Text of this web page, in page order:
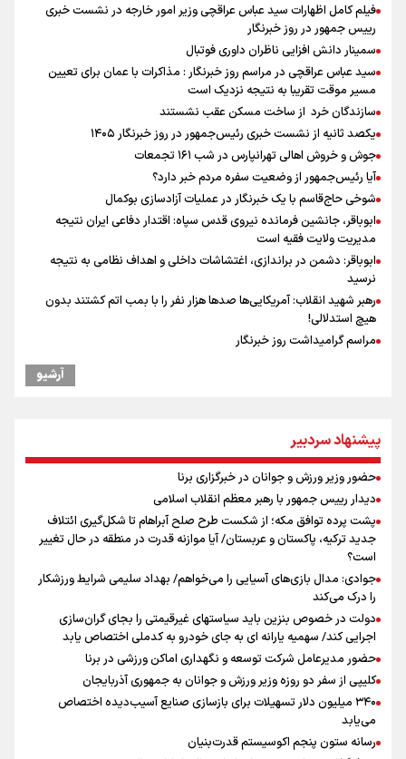
فیلم کامل اظهارات سید عباس عراقچی وزیر امور خارجه در نشست خبری
رییس جمهور در روز خبرنگار
سمینار دانش افزایی ناظران داوری فوتبال
سید عباس عراقچی در مراسم روز خبرنگار : مذاکرات با عمان برای تعیین
مسیر موقت تقریبا به نتیجه نزدیک است
سازندگان خرد از ساخت مسکن عقب نشستند
یکصد ثانیه از نشست خبری رئیس‌جمهور در روز خبرنگار ۱۴۰۵
جوش و خروش اهالی تهرانپارس در شب ۱۶۱ تجمعات
آیا رئیس‌جمهور از وضعیت سفره مردم خبر دارد؟
شوخی حاج‌قاسم با یک خبرنگار در عملیات آزادسازی بوکمال
ابوباقر، جانشین فرمانده نیروی قدس سپاه: اقتدار دفاعی ایران نتیجه
مدیریت ولایت فقیه است
ابوباقر: دشمن در براندازی، اغتشاشات داخلی و اهداف نظامی به نتیجه
نرسید
رهبر شهید انقلاب: آمریکایی‌ها صدها هزار نفر را با بمب اتم کشتند بدون
هیچ استدلالی!
مراسم گرامیداشت روز خبرنگار
علی‌نژاد در مراسم انجمن ورزشی نویسان در روز خبرنگار : رسانه‌های خبری
در سال گذشته تا به امروز اتفاقات بزرگی را رقم زدند
نشست استاندار فارس با خبرنگاران
سیدمناف هاشمی در مراسم انجمن ورزشی نویسان : قدردان زحمات اهالی
رسانه به ویژه ورزشی نویسان هستیم
آیین بزرگداشت روز خبرنگار در صدا و سیمای مرکز فارس برگزار شد
آرشیو
پیشنهاد سردبیر
حضور وزیر ورزش و جوانان در خبرگزاری برنا
دیدار رییس جمهور با رهبر معظم انقلاب اسلامی
پشت پرده توافق مکه؛ از شکست طرح صلح آبراهام تا شکل‌گیری ائتلاف
جدید ترکیه، پاکستان و عربستان/ آیا موازنه قدرت در منطقه در حال تغییر
است؟
جوادی: مدال بازی‌های آسیایی را می‌خواهم/ بهداد سلیمی شرایط ورزشکار
را درک می‌کند
دولت در خصوص بنزین باید سیاستهای غیرقیمتی را بجای گران‌سازی
اجرایی کند/ سهمیه یارانه ای به جای خودرو به کدملی اختصاص یابد
حضور مدیرعامل شرکت توسعه و نگهداری اماکن ورزشی در برنا
کلیپی از سفر دو روزه وزیر ورزش و جوانان به جمهوری آذربایجان
۳۴۰ میلیون دلار تسهیلات برای بازسازی صنایع آسیب‌دیده اختصاص
می‌یابد
رسانه ستون پنجم اکوسیستم قدرت‌بنیان